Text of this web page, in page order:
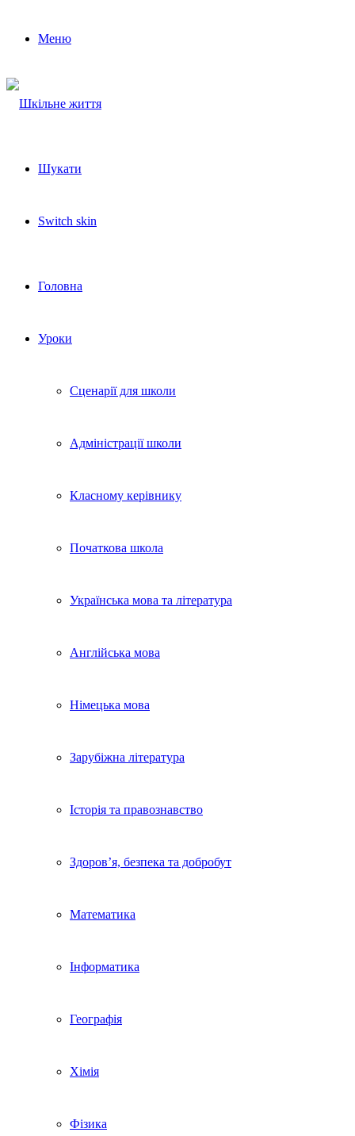
Меню
Шукати
Switch skin
Головна
Уроки
Сценарії для школи
Адміністрації школи
Класному керівнику
Початкова школа
Українська мова та література
Англійська мова
Німецька мова
Зарубіжна література
Історія та правознавство
Здоров’я, безпека та добробут
Математика
Інформатика
Географія
Хімія
Фізика